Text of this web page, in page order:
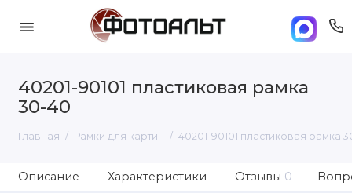
40201-90101 пластиковая рамка
30-40
Главная Рамки для картин 40201-90101 пластиковая рамка
Описание Характеристики Отзывы 0